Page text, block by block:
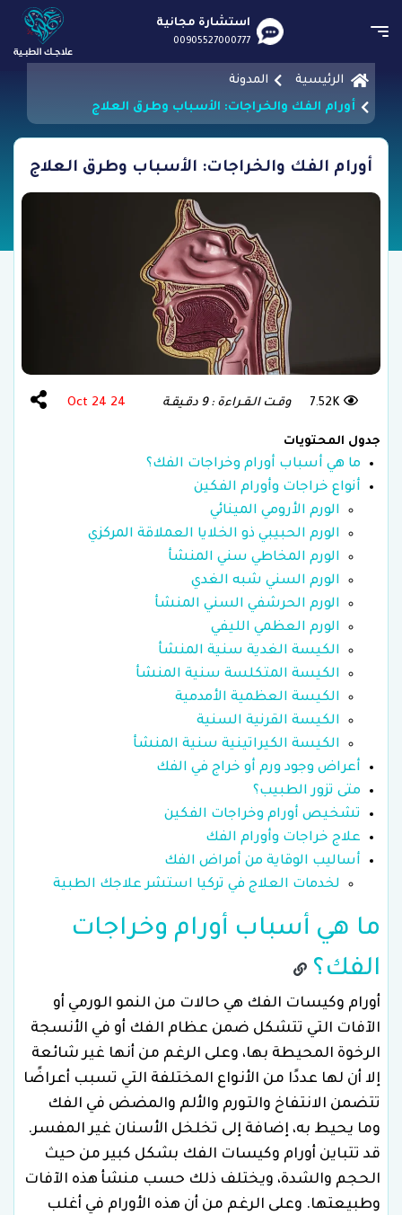
استشارة مجانية
00905527000777
الرئيسية
المدونة
أورام الفك والخراجات: الأسباب وطرق العلاج
أورام الفك والخراجات: الأسباب وطرق العلاج
7.52K وقـت الـقـراءة : 9 دقـيقـة 24 Oct 24
جدول المحتويات
ما هي أسباب أورام وخراجات الفك؟
أنواع خراجات وأورام الفكين
الورم الأرومي المينائي
الورم الحبيبي ذو الخلايا العملاقة المركزي
الورم المخاطي سني المنشأ
الورم السني شبه الغدي
الورم الحرشفي السني المنشأ
الورم العظمي الليفي
الكيسة الغدية سنية المنشأ
الكيسة المتكلسة سنية المنشأ
الكيسة العظمية الأمدمية
الكيسة القرنية السنية
الكيسة الكيراتينية سنية المنشأ
أعراض وجود ورم أو خراج في الفك
متى تزور الطبيب؟
تشخيص أورام وخراجات الفكين
علاج خراجات وأورام الفك
أساليب الوقاية من أمراض الفك
لخدمات العلاج في تركيا استشر علاجك الطبية
ما هي أسباب أورام وخراجات
الفك؟
أورام وكيسات الفك هي حالات من النمو الورمي أو
الآفات التي تتشكل ضمن عظام الفك أو في الأنسجة
الرخوة المحيطة بها، وعلى الرغم من أنها غير شائعة
إلا أن لها عددًا من الأنواع المختلفة التي تسبب أعراضًا
تتضمن الانتفاخ والتورم والألم والمضض في الفك
وما يحيط به، إضافة إلى تخلخل الأسنان غير المفسر.
قد تتباين أورام وكيسات الفك بشكل كبير من حيث
الحجم والشدة، ويختلف ذلك حسب منشأ هذه الآفات
وطبيعتها. وعلى الرغم من أن هذه الأورام في أغلب